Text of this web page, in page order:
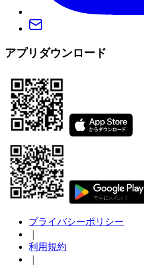
アプリダウンロード
プライバシーポリシー
利用規約